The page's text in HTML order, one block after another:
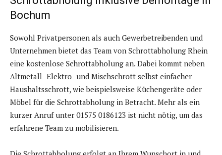
Bochum
Sowohl Privatpersonen als auch Gewerbetreibenden und
Unternehmen bietet das Team von Schrottabholung Rhein
eine kostenlose Schrottabholung an. Dabei kommt neben
Altmetall- Elektro- und Mischschrott selbst einfacher
Haushaltsschrott, wie beispielsweise Küchengeräte oder
Möbel für die Schrottabholung in Betracht. Mehr als ein
kurzer Anruf unter 01575 0186123 ist nicht nötig, um das
erfahrene Team zu mobilisieren.